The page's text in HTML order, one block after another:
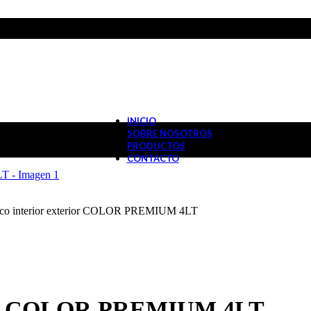
INICIO
SOBRE NOSOTROS
PRODUCTOS
CONTACTO
interior exterior COLOR PREMIUM 4LT